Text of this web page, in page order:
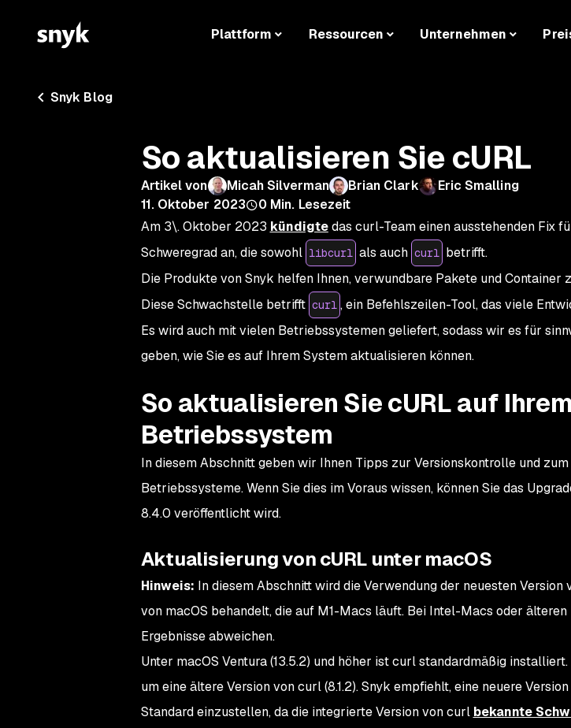
Plattform Ressourcen Unternehmen
Snyk Blog
So aktualisieren Sie cURL
Artikel von Micah Silverman Brian Clark
Eric Smalling
11. Oktober 2023
0 Min. Lesezeit
Am 3\. Oktober 2023 kündigtedas curl-Team einen ausstehenden Fix
Schweregrad an, die sowohl libcurl als auch curl betrifft.
Die Produkte von Snyk helfen Ihnen, verwundbare Pakete und Container
Diese Schwachstelle betrifft curl , ein Befehlszeilen-Tool, das viele
Es wird auch mit vielen Betriebssystemen geliefert, sodass wir es für
geben, wie Sie es auf Ihrem System aktualisieren können.
So aktualisieren Sie cURL auf Ihrem
Betriebssystem
In diesem Abschnitt geben wir Ihnen Tipps zur Versionskontrolle und
Betriebssysteme. Wenn Sie dies im Voraus wissen, können Sie das
8.4.0 veröffentlicht wird.
Aktualisierung von cURL unter macOS
Hinweis: In diesem Abschnitt wird die Verwendung der neuesten
von macOS behandelt, die auf M1-Macs läuft. Bei Intel-Macs oder
Ergebnisse abweichen.
Unter macOS Ventura (13.5.2) und höher ist curl standardmäßig
um eine ältere Version von curl (8.1.2). Snyk empfiehlt, eine neuere
Standard einzustellen, da die integrierte Version von curl bekannte